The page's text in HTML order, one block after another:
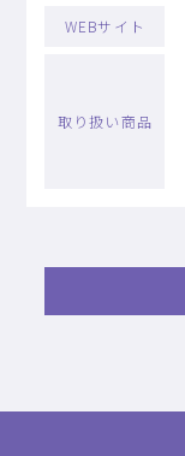
WEBサイト
取り扱い商品